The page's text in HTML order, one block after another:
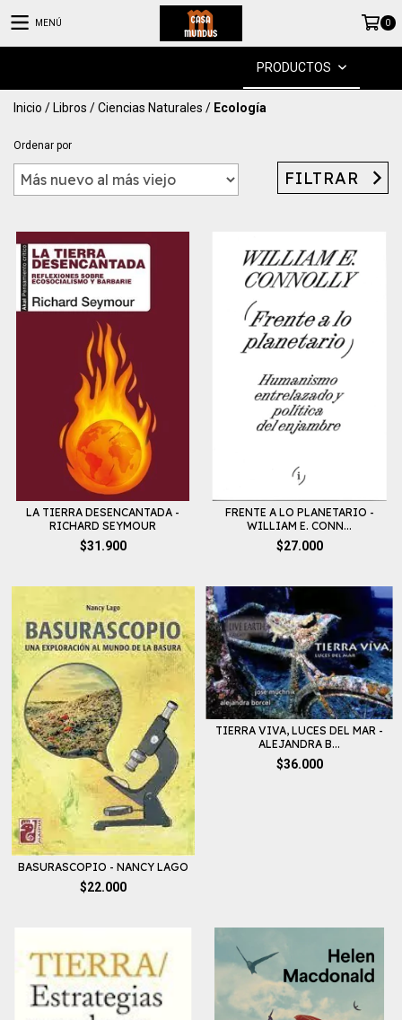
MENÚ 0
PRODUCTOS
Inicio / Libros /Ciencias Naturales / Ecología
Ordenar por
FILTRAR
LA TIERRA DESENCANTADA -
RICHARD SEYMOUR
$31.900
FRENTE A LO PLANETARIO -
WILLIAM E. CONN...
$27.000
BASURASCOPIO - NANCY LAGO
$22.000
TIERRA VIVA, LUCES DEL MAR -
ALEJANDRA B...
$36.000